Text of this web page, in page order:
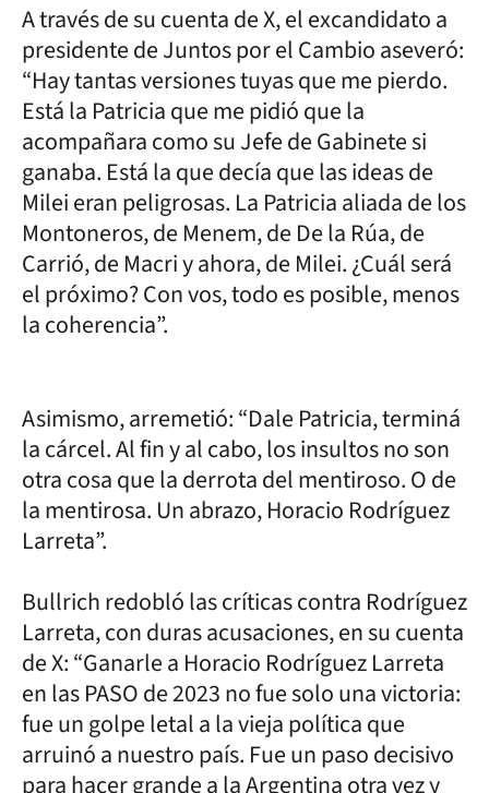
A través de su cuenta de X, el excandidato a
presidente de Juntos por el Cambio aseveró:
“Hay tantas versiones tuyas que me pierdo.
Está la Patricia que me pidió que la
acompañara como su Jefe de Gabinete si
ganaba. Está la que decía que las ideas de
Milei eran peligrosas. La Patricia aliada de los
Montoneros, de Menem, de De la Rúa, de
Carrió, de Macri y ahora, de Milei. ¿Cuál será
el próximo? Con vos, todo es posible, menos
la coherencia”.
Asimismo, arremetió: “Dale Patricia, terminá
la cárcel. Al fin y al cabo, los insultos no son
otra cosa que la derrota del mentiroso. O de
la mentirosa. Un abrazo, Horacio Rodríguez
Larreta”.
Bullrich redobló las críticas contra Rodríguez
Larreta, con duras acusaciones, en su cuenta
de X: “Ganarle a Horacio Rodríguez Larreta
en las PASO de 2023 no fue solo una victoria:
fue un golpe letal a la vieja política que
arruinó a nuestro país. Fue un paso decisivo
para hacer grande a la Argentina otra vez y